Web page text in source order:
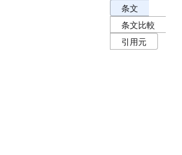
条文表示オプシ
条文
条文比較
引用元